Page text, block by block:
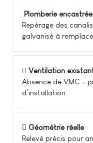
Plomberie encastrée
Repérage des
galvanisé à
Ventilation
Absence de VMC =
d’installation.
Géométrie réelle
Relevé précis pour